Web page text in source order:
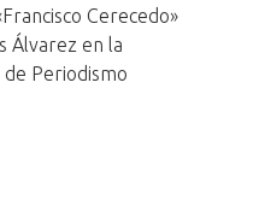
Cerecedo»
Álvarez en la
Periodismo